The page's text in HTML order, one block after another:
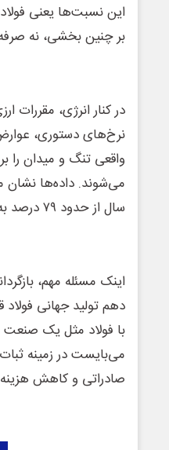
این نسبت‌ها یعنی
بر چنین بخشی، نه
در کنار انرژی، مقررات
نرخ‌های دستوری،
واقعی تنگ و میدان را
می‌شوند. داده‌ها نشان
سال از حدود ۷۹ درصد به ۴۴ درصد سقوط کرده است.
اینک مسئله مهم،
دهم تولید جهانی
با فولاد مثل یک صنعت
می‌بایست در زمینه
صادراتی و کاهش